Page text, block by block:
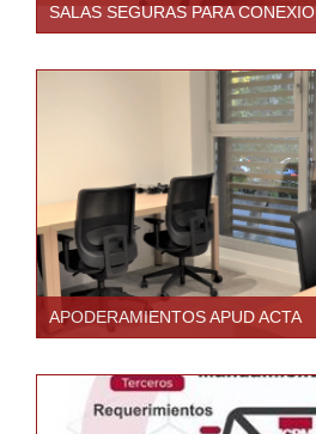
SALAS SEGURAS PARA
APODERAMIENTOS APUD ACTA